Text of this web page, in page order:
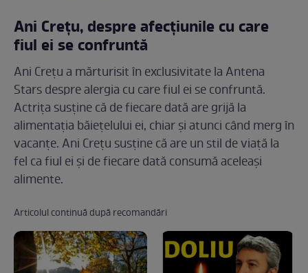
Ani Crețu, despre afecțiunile cu care
fiul ei se confruntă
Ani Crețu a mărturisit în exclusivitate la Antena
Stars despre alergia cu care fiul ei se confruntă.
Actrița susține că de fiecare dată are grijă la
alimentația băiețelului ei, chiar și atunci când merg în
vacanțe. Ani Crețu susține că are un stil de viață la
fel ca fiul ei și de fiecare dată consumă aceleași
alimente.
Articolul continuă după recomandări